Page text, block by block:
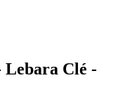
Lebara Clé -